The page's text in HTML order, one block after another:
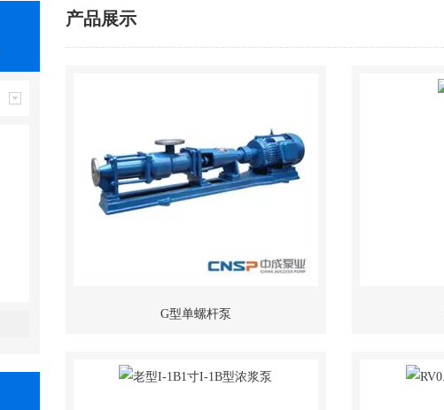
产品展示
G型单螺杆泵